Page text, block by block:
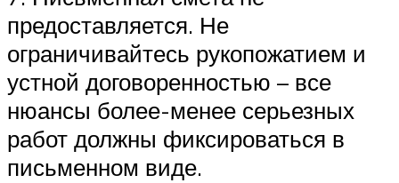
предоставляется. Не
ограничивайтесь рукопожатием и
устной договоренностью – все
нюансы более-менее серьезных
работ должны фиксироваться в
письменном виде.